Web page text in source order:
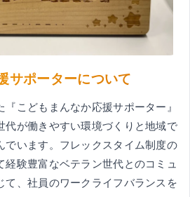
サポーターについて
こどもまんなか応援サポーター』
代が働きやすい環境づくりと地域で
でいます。フレックスタイム制度の
経験豊富なベテラン世代とのコミュ
て、社員のワークライフバランスを